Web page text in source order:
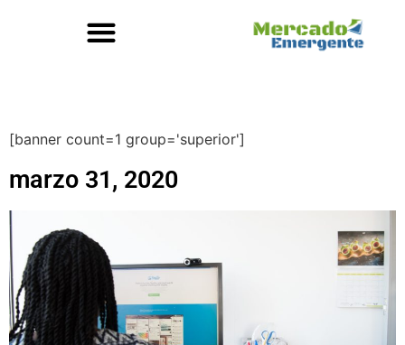
[banner count=1 group='superior']
marzo 31, 2020